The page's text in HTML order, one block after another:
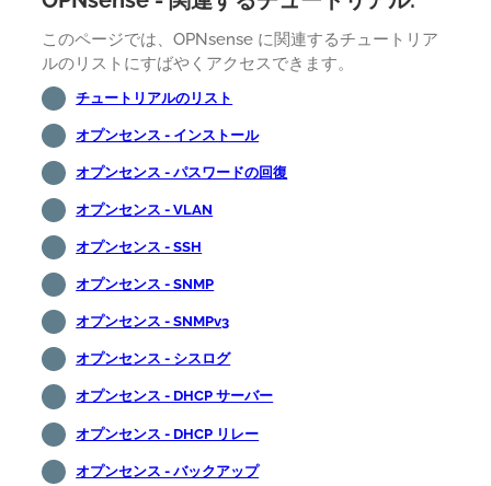
このページでは、OPNsense に関連するチュートリア
ルのリストにすばやくアクセスできます。
チュートリアルのリスト
オプンセンス - インストール
オプンセンス - パスワードの回復
オプンセンス - VLAN
オプンセンス - SSH
オプンセンス - SNMP
オプンセンス - SNMPv3
オプンセンス - シスログ
オプンセンス - DHCP サーバー
オプンセンス - DHCP リレー
オプンセンス - バックアップ